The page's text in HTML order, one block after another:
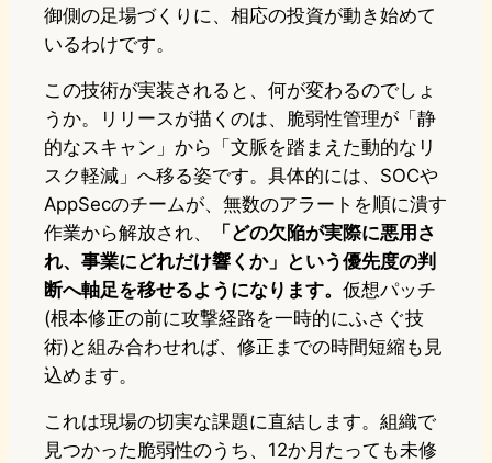
御側の足場づくりに、相応の投資が動き始めて
いるわけです。
この技術が実装されると、何が変わるのでしょ
うか。リリースが描くのは、脆弱性管理が「静
的なスキャン」から「文脈を踏まえた動的なリ
スク軽減」へ移る姿です。具体的には、SOCや
AppSecのチームが、無数のアラートを順に潰す
作業から解放され、
「どの欠陥が実際に悪用さ
れ、事業にどれだけ響くか」という優先度の判
断へ軸足を移せるようになります。 仮想パッチ
(根本修正の前に攻撃経路を一時的にふさぐ技
術)と組み合わせれば、修正までの時間短縮も見
込めます。
これは現場の切実な課題に直結します。組織で
見つかった脆弱性のうち、12か月たっても未修